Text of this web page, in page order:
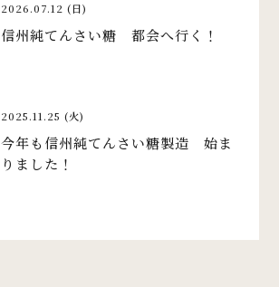
2026.07.12 (日)
信州純てんさい糖 都会へ行く！
2025.11.25 (火)
今年も信州純てんさい糖製造 始ま
りました！